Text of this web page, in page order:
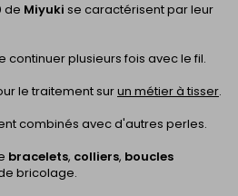
de Miyuki se caractérisent par leur
continuer plusieurs fois avec le fil.
le traitement surun métier à tisser.
combinés avec d'autres perles.
bracelets, colliers, boucles
bricolage.